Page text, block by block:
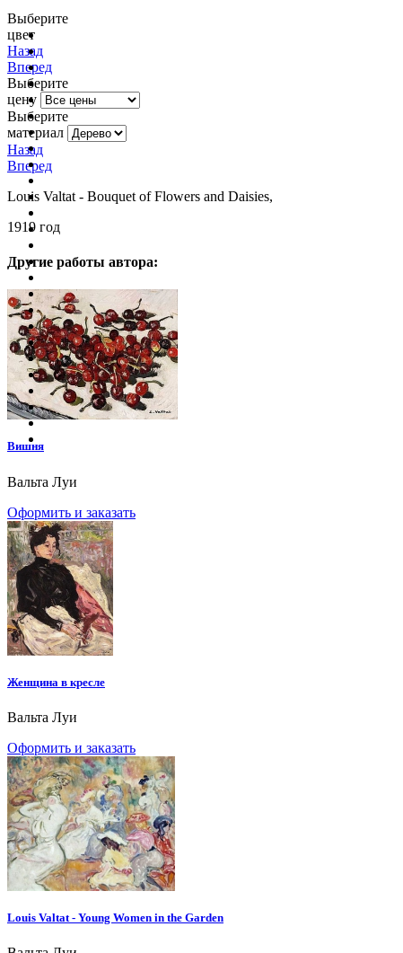
Выберите
цвет
Назад
Вперед
Выберите
цену
Выберите
материал
Назад
Вперед
Louis Valtat - Bouquet of Flowers and Daisies,
1919 год
Другие работы автора:
Вишня
Вальта Луи
Оформить и заказать
Женщина в кресле
Вальта Луи
Оформить и заказать
Louis Valtat - Young Women in the Garden